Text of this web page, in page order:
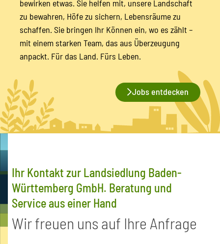
bewirken etwas. Sie helfen mit, unsere Landschaft
zu bewahren, Höfe zu sichern, Lebensräume zu
schaffen. Sie bringen Ihr Können ein, wo es zählt –
mit einem starken Team, das aus Überzeugung
anpackt. Für das Land. Fürs Leben.
Jobs entdecken
Ihr Kontakt zur Landsiedlung Baden-
Württemberg GmbH. Beratung und
Service aus einer Hand
Wir freuen uns auf Ihre Anfrage